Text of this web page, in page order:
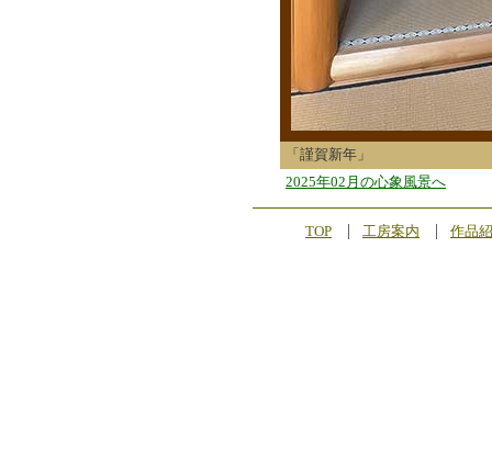
「謹賀新年」
2025年02月の心象風景へ
TOP 工房案内 作品